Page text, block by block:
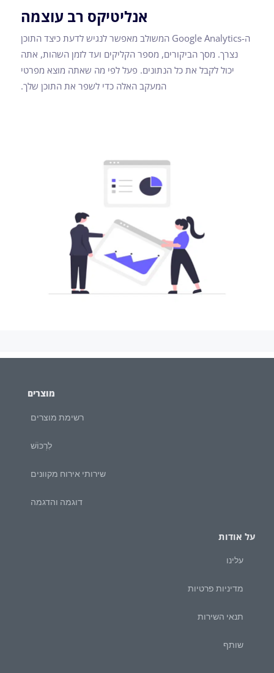
אנליטיקס רב עוצמה
ה-Google Analytics המשולב מאפשר לנגיש לדעת כיצד התוכן
נצרך. מסך הביקורים, מספר הקליקים ועד לזמן השהות, אתה
יכול לקבל את כל הנתונים. פעל לפי מה שאתה מוצא מפרטי
המעקב האלה כדי לשפר את התוכן שלך.
מוצרים
רשימת מוצרים
לִרְכּוֹשׁ
שירותי אירוח מקוונים
דוגמה והדגמה
על אודות
עלינו
מדיניות פרטיות
תנאי השירות
שותף